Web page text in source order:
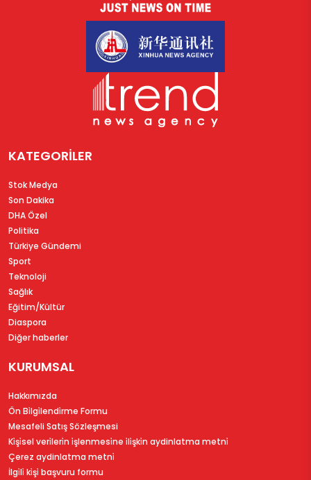
KATEGORİLER
Stok Medya
Son Dakika
DHA Özel
Politika
Türkiye Gündemi
Sport
Teknoloji
Sağlık
Eğitim/Kültür
Diaspora
Diğer haberler
KURUMSAL
Hakkımızda
Ön Bi̇lgi̇lendi̇rme Formu
Mesafeli Satış Sözleşmesi
Ki̇şi̇sel veri̇leri̇n i̇şlenmesi̇ne i̇li̇şki̇n aydinlatma metni̇
Çerez aydinlatma metni̇
İlgi̇li̇ ki̇şi̇ başvuru formu